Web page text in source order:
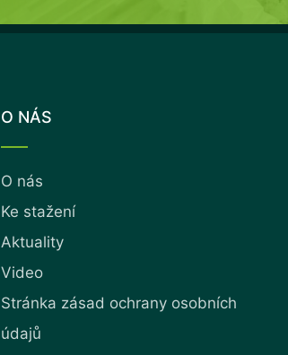
O NÁS
O nás
Ke stažení
Aktuality
Video
Stránka zásad ochrany osobních
údajů